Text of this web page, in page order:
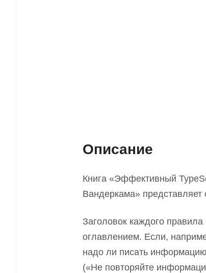
Описание
Книга «Эффективный
Вандеркама» представляет
Заголовок каждого правила
оглавлением. Если,
надо ли писать
(«Не повторяйте